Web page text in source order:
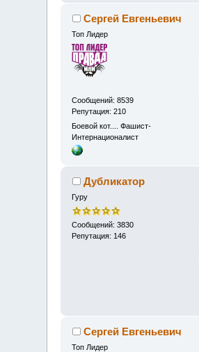
Сергей Евгеньевич
Топ Лидер
Сообщений: 8539
Репутация: 210
Боевой кот.... Фашист-
Интернационалист
Дубликатор
Гуру
Сообщений: 3830
Репутация: 146
Сергей Евгеньевич
Топ Лидер